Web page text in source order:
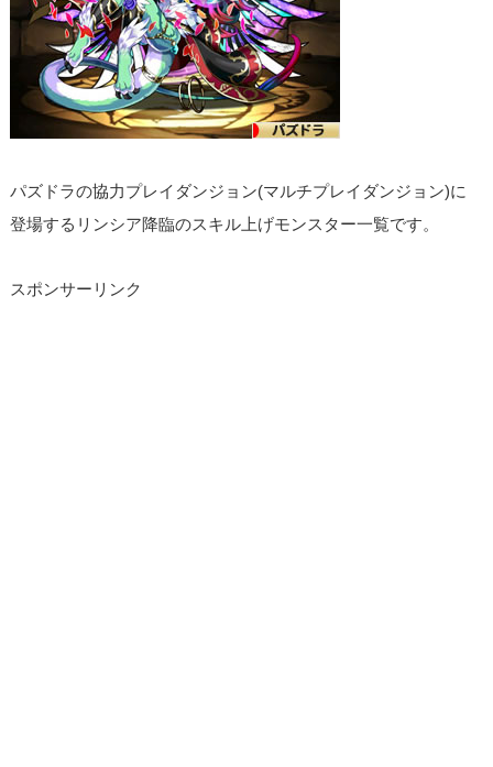
パズドラの協力プレイダンジョン(マルチプレイダンジョン)に
登場するリンシア降臨のスキル上げモンスター一覧です。
スポンサーリンク